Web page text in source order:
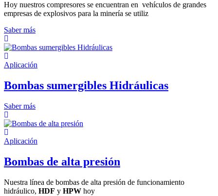
Hoy nuestros compresores se encuentran en vehículos de grandes
empresas de explosivos para la minería se utiliz
Saber más
Aplicación
Bombas sumergibles Hidráulicas
Saber más
Aplicación
Bombas de alta presión
Nuestra línea de bombas de alta presión de funcionamiento
hidráulico, HDF y HPW hoy